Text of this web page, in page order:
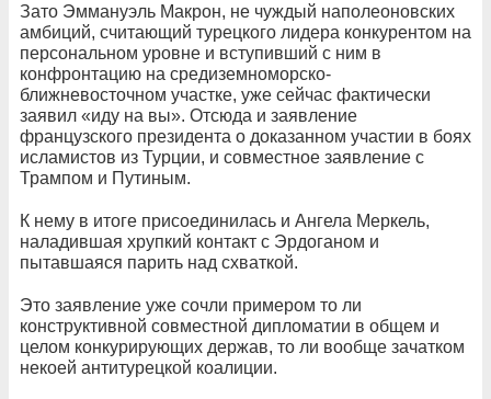
Зато Эммануэль Макрон, не чуждый наполеоновских
амбиций, считающий турецкого лидера конкурентом на
персональном уровне и вступивший с ним в
конфронтацию на средиземноморско-
ближневосточном участке, уже сейчас фактически
заявил «иду на вы». Отсюда и заявление
французского президента о доказанном участии в боях
исламистов из Турции, и совместное заявление с
Трампом и Путиным.
К нему в итоге присоединилась и Ангела Меркель,
наладившая хрупкий контакт с Эрдоганом и
пытавшаяся парить над схваткой.
Это заявление уже сочли примером то ли
конструктивной совместной дипломатии в общем и
целом конкурирующих держав, то ли вообще зачатком
некоей антитурецкой коалиции.